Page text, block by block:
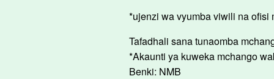
*ujenzi wa vyumba viwili na ofisi
Tafadhali sana tunaomba
*Akaunti ya kuweka mchango
Benki: NMB